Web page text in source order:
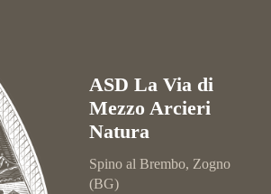
ASD La Via di
Mezzo Arcieri
Natura
Spino al Brembo, Zogno
(BG)